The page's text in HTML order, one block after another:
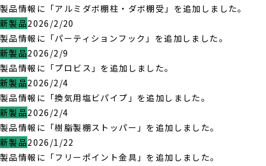
製品情報に「アルミダボ棚柱・ダボ棚受」を追加しました。
新製品2026/2/20
製品情報に「パーティションフック」を追加しました。
新製品2026/2/9
製品情報に「プロビス」を追加しました。
新製品2026/2/4
製品情報に「換気用塩ビパイプ」を追加しました。
新製品2026/2/4
製品情報に「樹脂製棚ストッパー」を追加しました。
新製品2026/1/22
製品情報に「フリーポイント金具」を追加しました。